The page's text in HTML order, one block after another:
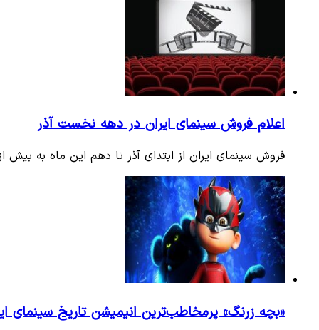
اعلام فروش سینمای ایران در دهه نخست آذر
فروش سینمای ایران از ابتدای آذر تا دهم این ماه به بیش از ۵۲ میلیارد و ۸۰۰ میلیون تومان رسید؛ همچنین بیش از یک
«بچه زرنگ» پرمخاطب‌ترین انیمیشن تاریخ سینمای